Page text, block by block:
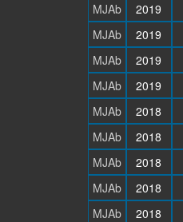
MJAb
2019
MJAb
2019
MJAb
2019
MJAb
2019
MJAb
2018
MJAb
2018
MJAb
2018
MJAb
2018
MJAb
2018